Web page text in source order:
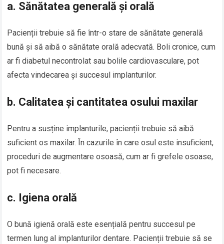
a. Sănătatea generală și orală
Pacienții trebuie să fie într-o stare de sănătate generală
bună și să aibă o sănătate orală adecvată. Boli cronice, cum
ar fi diabetul necontrolat sau bolile cardiovasculare, pot
afecta vindecarea și succesul implanturilor.
b. Calitatea și cantitatea osului maxilar
Pentru a susține implanturile, pacienții trebuie să aibă
suficient os maxilar. În cazurile în care osul este insuficient,
proceduri de augmentare osoasă, cum ar fi grefele osoase,
pot fi necesare.
c. Igiena orală
O bună igienă orală este esențială pentru succesul pe
termen lung al implanturilor dentare. Pacienții trebuie să se